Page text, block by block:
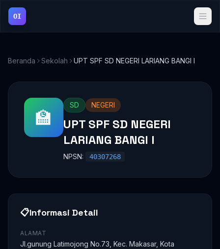
OI
Beranda Sekolah UPT SPF SD NEGERI LARIANG BANGI I
🏫
SD NEGERI
UPT SPF SD NEGERI
LARIANG BANGI I
NPSN: 40307268
📋Informasi Detail
ALAMAT
Jl.gunung Latimojong No.73, Kec. Makasar, Kota